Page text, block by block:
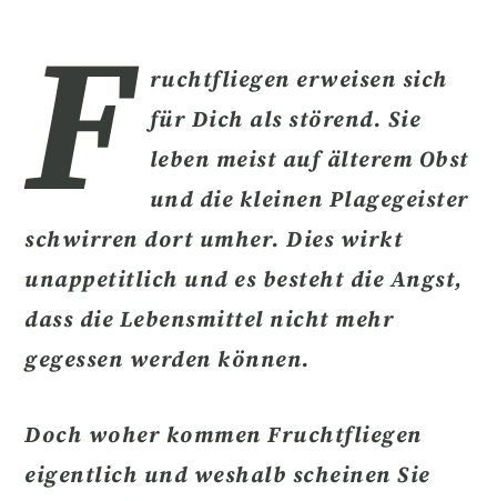
F ruchtfliegen erweisen sich
für Dich alsstörend. Sie
leben meist aufälterem Obst
und die kleinen Plagegeister
schwirren dort umher. Dies wirkt
unappetitlich und es besteht die Angst,
dass die Lebensmittel nicht mehr
gegessen werden können.
Doch woher kommen Fruchtfliegen
eigentlich und weshalb scheinen Sie